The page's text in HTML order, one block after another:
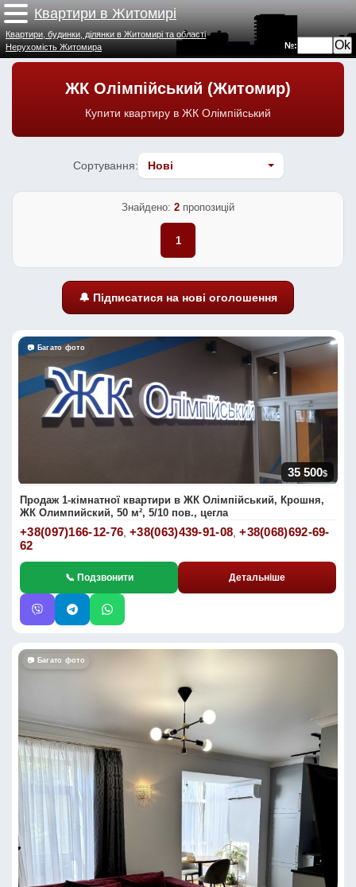
Квартири в Житомирі
№:
Квартири, будинки, ділянки в Житомирі та області
Нерухомість Житомира
ЖК Олімпійський (Житомир)
Купити квартиру в ЖК Олімпійський
Сортування:
Знайдено: 2 пропозицій
1
🔔 Підписатися на нові оголошення
📷 Багато фото
35 500$
Продаж 1-кімнатної квартири в ЖК Олімпійський, Крошня,
ЖК Олимпийский, 50 м², 5/10 пов., цегла
+38(097)166-12-76 ,+38(063)439-91-08 ,+38(068)692-69-
62
📞 Подзвонити Детальніше
📷 Багато фото